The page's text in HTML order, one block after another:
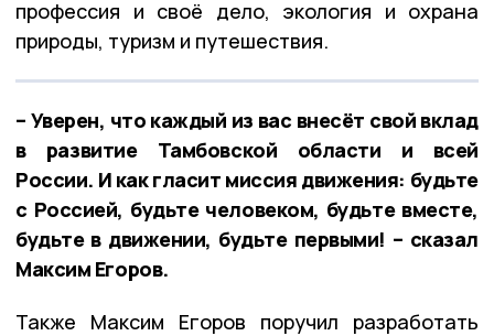
профессия и своё дело, экология и охрана
природы, туризм и путешествия.
– Уверен, что каждый из вас внесёт свой вклад
в развитие Тамбовской области и всей
России. И как гласит миссия движения: будьте
с Россией, будьте человеком, будьте вместе,
будьте в движении, будьте первыми! – сказал
Максим Егоров.
Также Максим Егоров поручил разработать